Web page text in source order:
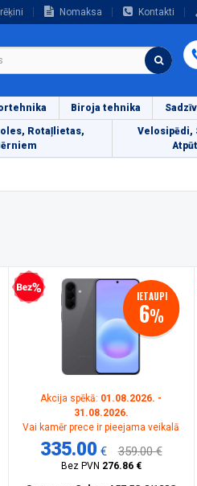
Nomaksa Kontakti
Biroja tehnika
Rotaļlietas,
Velosipēdi,
kredīts IETAUPI
6%
Akcija spēkā: 01.08.2026. -
31.08.2026.
Vai kamēr prece ir pieejama veikalā
335.00 € 359.00 €
Bez PVN 276.86 €